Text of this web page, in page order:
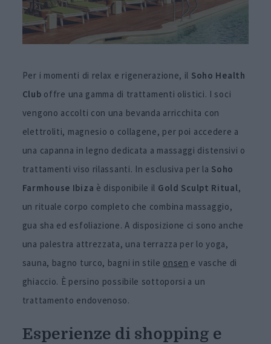
Per i momenti di relax e rigenerazione, il Soho Health
Club offre una gamma di trattamenti olistici. I soci
vengono accolti con una bevanda arricchita con
elettroliti, magnesio o collagene, per poi accedere a
una capanna in legno dedicata a massaggi distensivi o
trattamenti viso rilassanti. In esclusiva per la Soho
Farmhouse Ibiza è disponibile il Gold Sculpt Ritual,
un rituale corpo completo che combina massaggio,
gua sha ed esfoliazione. A disposizione ci sono anche
una palestra attrezzata, una terrazza per lo yoga,
sauna, bagno turco, bagni in stile onsen e vasche di
ghiaccio. È persino possibile sottoporsi a un
trattamento endovenoso.
Esperienze di shopping e